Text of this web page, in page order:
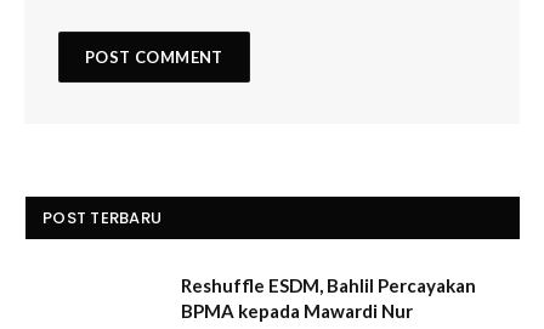
POST TERBARU
Reshuffle ESDM, Bahlil Percayakan
BPMA kepada Mawardi Nur